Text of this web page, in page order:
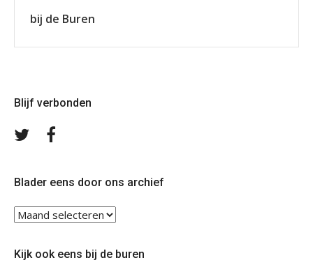
bij de Buren
Blijf verbonden
Volg
Blader eens door ons archief
Blader
ons
Kijk ook eens bij de buren